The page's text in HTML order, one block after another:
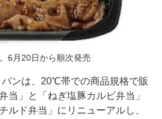
6月20日から順次発売
パンは、20℃帯での商品規格で販
当」と「ねぎ塩豚カルビ弁当」
ルド弁当」にリニューアルし、